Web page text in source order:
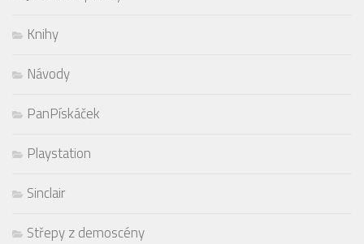
Knihy
Návody
PanPískáček
Playstation
Sinclair
Střepy z demoscény